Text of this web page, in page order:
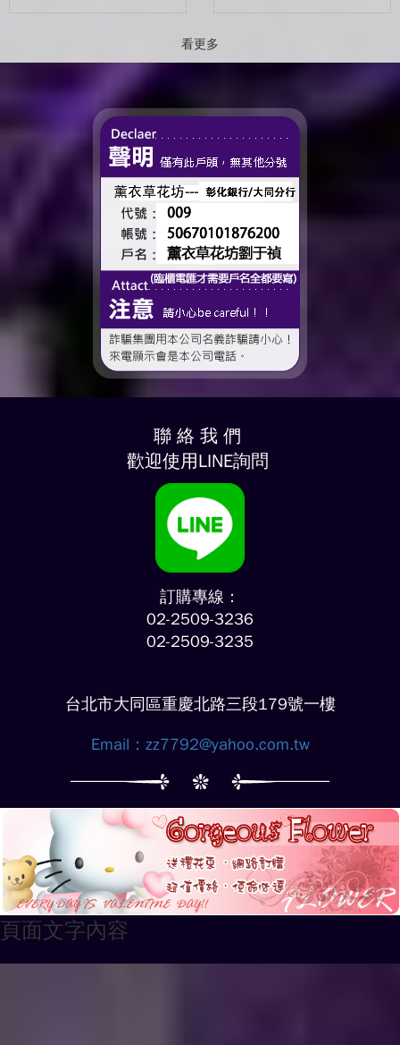
進的人。 那些一起走過的
時間、一起熬過的日常，到
——有一個人，一直都...
看更多
聯 絡 我 們
歡迎使用LINE詢問
訂購專線：
02-2509-3236
02-2509-3235
台北市大同區重慶北路三段179號一樓
Email： zz7792@yahoo.com.tw
頁面文字內容